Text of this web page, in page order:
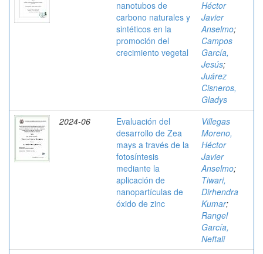
nanotubos de
carbono naturales y
sintéticos en la
promoción del
crecimiento vegetal
Héctor
Javier
Anselmo;
Campos
García,
Jesús;
Juárez
Cisneros,
Gladys
2024-06
Evaluación del
desarrollo de Zea
mays a través de la
fotosíntesis
mediante la
aplicación de
nanopartículas de
óxido de zinc
Villegas
Moreno,
Héctor
Javier
Anselmo;
Tiwari,
Dirhendra
Kumar;
Rangel
García,
Neftali